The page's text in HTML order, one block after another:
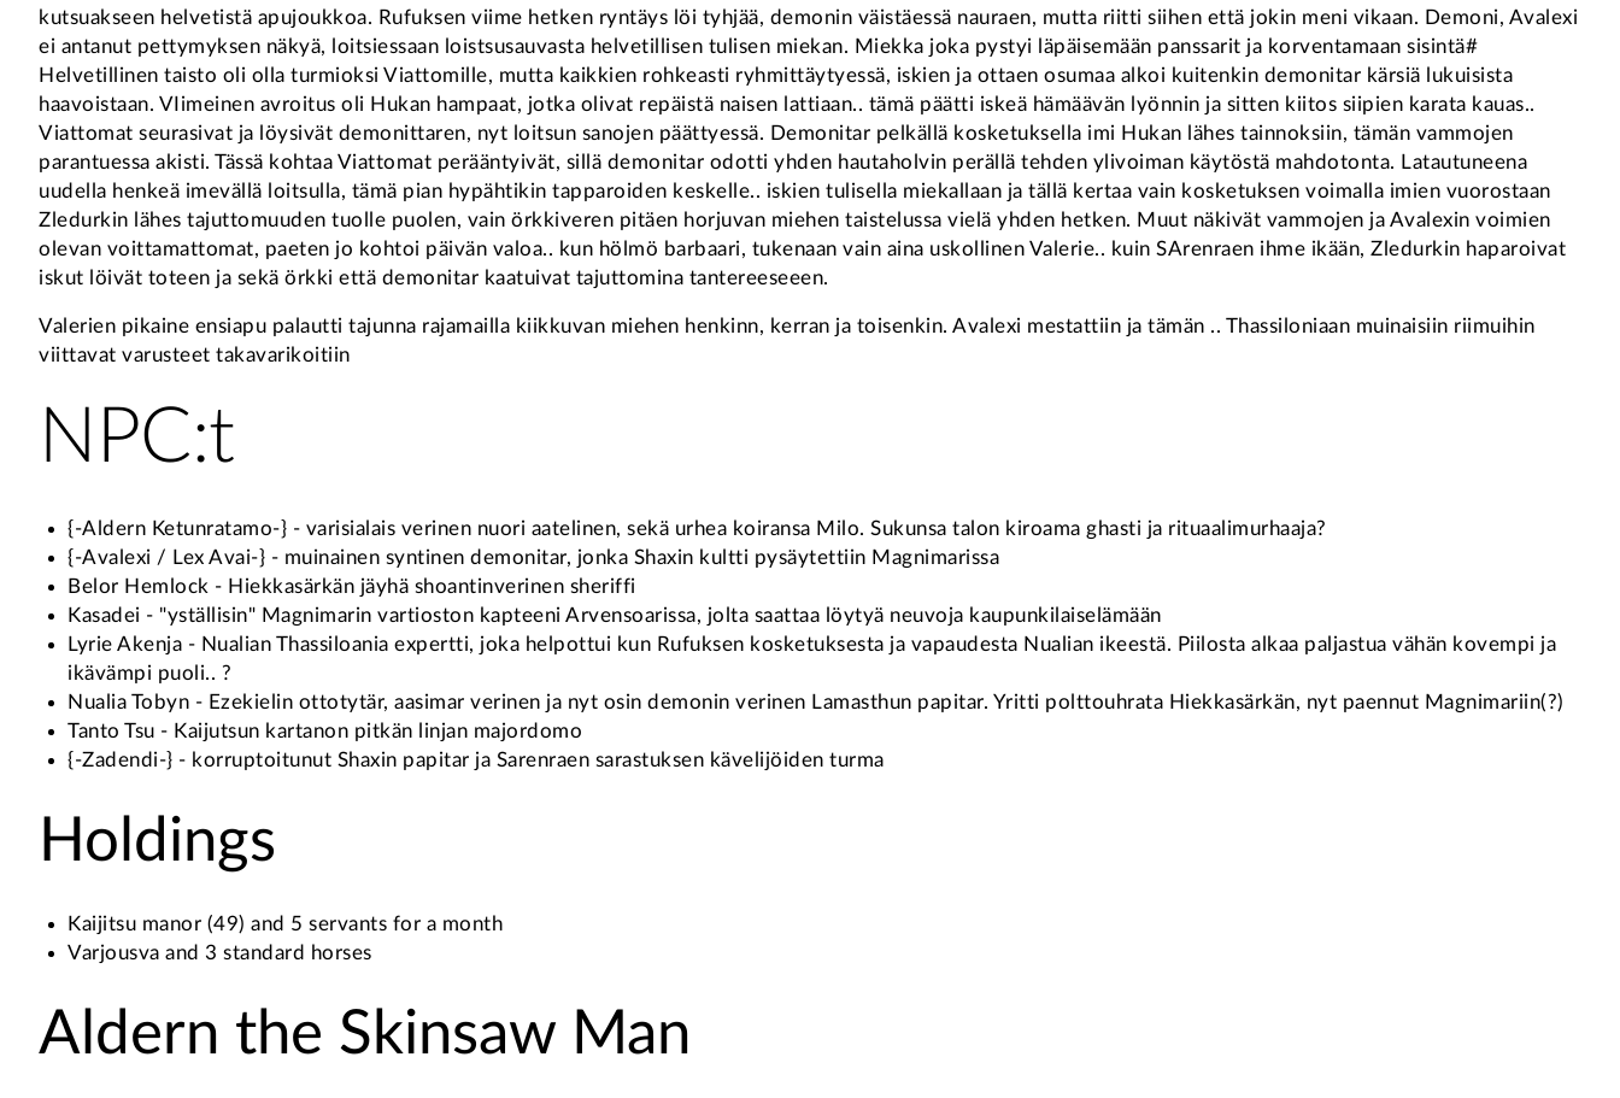
kutsuakseen helvetistä apujoukkoa. Rufuksen viime hetken ryntäys löi tyhjää, demonin väistäessä nauraen, mutta riitti siihen että jokin meni vikaan. Demoni, Avalexi
ei antanut pettymyksen näkyä, loitsiessaan loistsusauvasta helvetillisen tulisen miekan. Miekka joka pystyi läpäisemään panssarit ja korventamaan sisintä#
Helvetillinen taisto oli olla turmioksi Viattomille, mutta kaikkien rohkeasti ryhmittäytyessä, iskien ja ottaen osumaa alkoi kuitenkin demonitar kärsiä lukuisista
haavoistaan. VIimeinen avroitus oli Hukan hampaat, jotka olivat repäistä naisen lattiaan.. tämä päätti iskeä hämäävän lyönnin ja sitten kiitos siipien karata kauas..
Viattomat seurasivat ja löysivät demonittaren, nyt loitsun sanojen päättyessä. Demonitar pelkällä kosketuksella imi Hukan lähes tainnoksiin, tämän vammojen
parantuessa akisti. Tässä kohtaa Viattomat perääntyivät, sillä demonitar odotti yhden hautaholvin perällä tehden ylivoiman käytöstä mahdotonta. Latautuneena
uudella henkeä imevällä loitsulla, tämä pian hypähtikin tapparoiden keskelle.. iskien tulisella miekallaan ja tällä kertaa vain kosketuksen voimalla imien vuorostaan
Zledurkin lähes tajuttomuuden tuolle puolen, vain örkkiveren pitäen horjuvan miehen taistelussa vielä yhden hetken. Muut näkivät vammojen ja Avalexin voimien
olevan voittamattomat, paeten jo kohtoi päivän valoa.. kun hölmö barbaari, tukenaan vain aina uskollinen Valerie.. kuin SArenraen ihme ikään, Zledurkin haparoivat
iskut löivät toteen ja sekä örkki että demonitar kaatuivat tajuttomina tantereeseeen.
Valerien pikaine ensiapu palautti tajunna rajamailla kiikkuvan miehen henkinn, kerran ja toisenkin. Avalexi mestattiin ja tämän .. Thassiloniaan muinaisiin riimuihin
viittavat varusteet takavarikoitiin
NPC:t
{-Aldern Ketunratamo-} - varisialais verinen nuori aatelinen, sekä urhea koiransa Milo. Sukunsa talon kiroama ghasti ja rituaalimurhaaja?
{-Avalexi / Lex Avai-} - muinainen syntinen demonitar, jonka Shaxin kultti pysäytettiin Magnimarissa
Belor Hemlock - Hiekkasärkän jäyhä shoantinverinen sheriffi
Kasadei - "yställisin" Magnimarin vartioston kapteeni Arvensoarissa, jolta saattaa löytyä neuvoja kaupunkilaiselämään
Lyrie Akenja - Nualian Thassiloania expertti, joka helpottui kun Rufuksen kosketuksesta ja vapaudesta Nualian ikeestä. Piilosta alkaa paljastua vähän kovempi ja
ikävämpi puoli.. ?
Nualia Tobyn - Ezekielin ottotytär, aasimar verinen ja nyt osin demonin verinen Lamasthun papitar. Yritti polttouhrata Hiekkasärkän, nyt paennut Magnimariin(?)
Tanto Tsu - Kaijutsun kartanon pitkän linjan majordomo
{-Zadendi-} - korruptoitunut Shaxin papitar ja Sarenraen sarastuksen kävelijöiden turma
Holdings
Kaijitsu manor (49) and 5 servants for a month
Varjousva and 3 standard horses
Aldern the Skinsaw Man